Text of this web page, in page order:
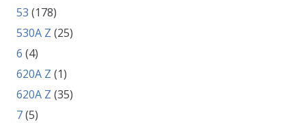
53 (178)
530A Z (25)
6 (4)
620A Z (1)
620A Z (35)
7(5)